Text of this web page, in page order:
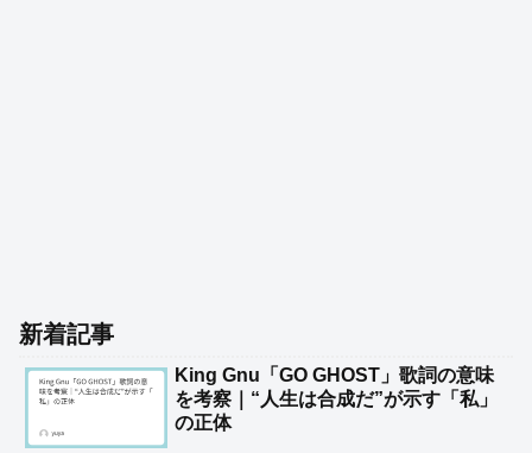
新着記事
King Gnu「GO GHOST」歌詞の意味
を考察｜“人生は合成だ”が示す「私」
の正体